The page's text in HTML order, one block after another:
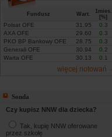
Fundusz Wart.
1mies.
[%]
Polsat OFE 31.95
0.3
AXA OFE
29.60
0.3
PKO BP Bankowy OFE
28.75
0.3
Generali OFE
30.94
0.2
Warta OFE
30.13 0.1
więcej notowań
Sonda
Czy kupisz NNW dla dziecka?
Tak, kupię NNW oferowane
przez szkołę